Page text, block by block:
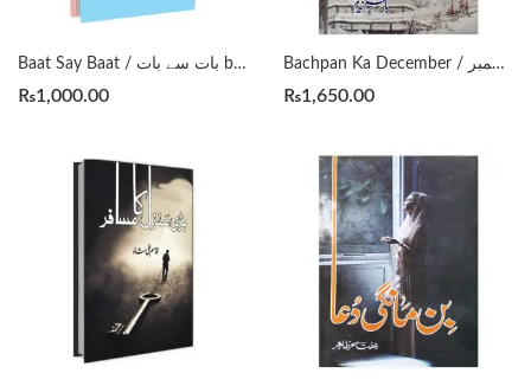
Baat Say Baat / بات سے بات by Wasif Ali Wasif (Aphorisum)
₨1,000.00
Bachpan Ka December / بچپن کا دسمبر by Hashim Nadeem
₨1,650.00